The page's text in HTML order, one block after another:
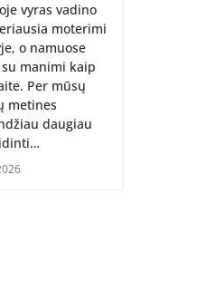
vyras vadino
moterimi
o namuose
manimi kaip
Per mūsų
metines
daugiau